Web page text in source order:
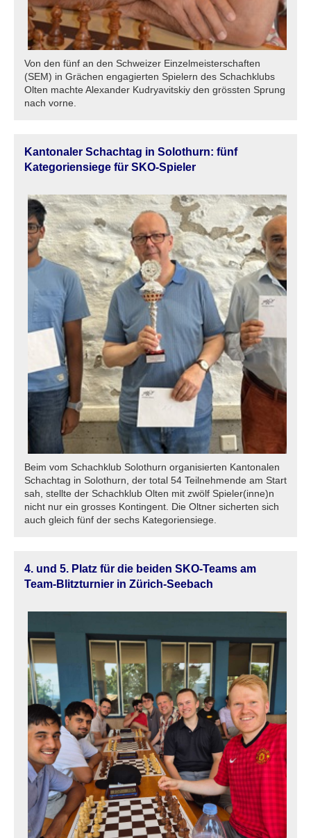
Von den fünf an den Schweizer Einzelmeisterschaften
(SEM) in Grächen engagierten Spielern des Schachklubs
Olten machte Alexander Kudryavitskiy den grössten Sprung
nach vorne.
Kantonaler Schachtag in Solothurn: fünf
Kategoriensiege für SKO-Spieler
Beim vom Schachklub Solothurn organisierten Kantonalen
Schachtag in Solothurn, der total 54 Teilnehmende am Start
sah, stellte der Schachklub Olten mit zwölf Spieler(inne)n
nicht nur ein grosses Kontingent. Die Oltner sicherten sich
auch gleich fünf der sechs Kategoriensiege.
4. und 5. Platz für die beiden SKO-Teams am
Team-Blitzturnier in Zürich-Seebach